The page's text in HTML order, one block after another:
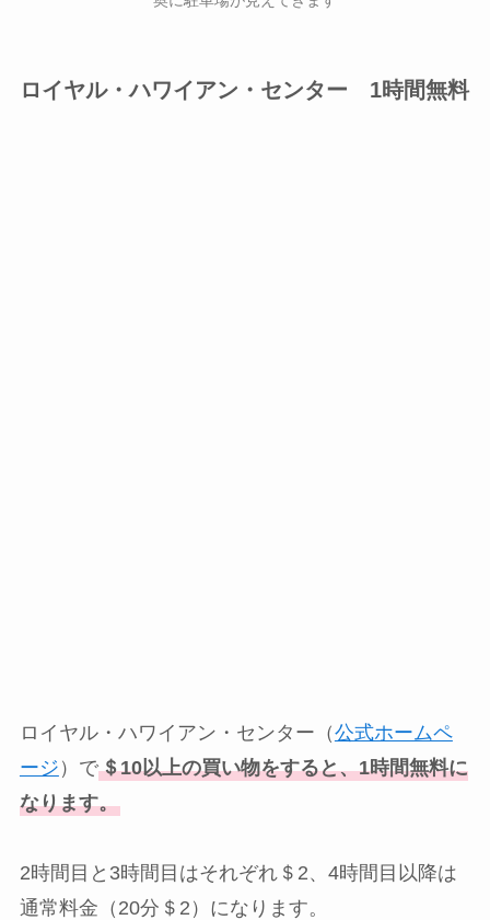
ロイヤル・ハワイアン・センター 1時間無料
ロイヤル・ハワイアン・センター（公式ホームペ
ージ ）で＄10以上の買い物をすると、1時間無料に
なります。
2時間目と3時間目はそれぞれ＄2、4時間目以降は
通常料金（20分＄2）になります。